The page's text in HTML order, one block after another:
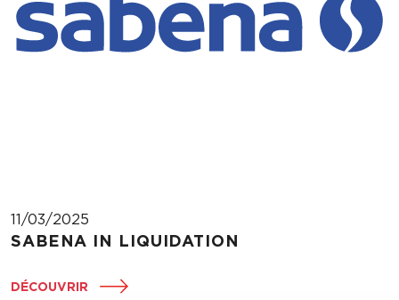
11/03/2025
SABENA IN LIQUIDATION
DÉCOUVRIR